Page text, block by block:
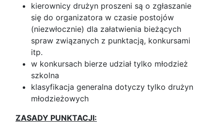
kierownicy drużyn proszeni są o zgłaszanie
się do organizatora w czasie postojów
(niezwłocznie) dla załatwienia bieżących
spraw związanych z punktacją, konkursami
itp.
w konkursach bierze udział tylko młodzież
szkolna
klasyfikacja generalna dotyczy tylko drużyn
młodzieżowych
ZASADY PUNKTACJI: